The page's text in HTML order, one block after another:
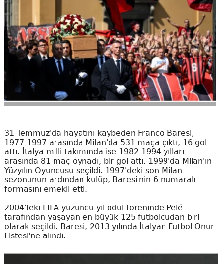
31 Temmuz'da hayatını kaybeden Franco Baresi,
1977-1997 arasında Milan'da 531 maça çıktı, 16 gol
attı. İtalya milli takımında ise 1982-1994 yılları
arasında 81 maç oynadı, bir gol attı. 1999'da Milan'ın
Yüzyılın Oyuncusu seçildi. 1997'deki son Milan
sezonunun ardından kulüp, Baresi'nin 6 numaralı
formasını emekli etti.
2004'teki FIFA yüzüncü yıl ödül töreninde Pelé
tarafından yaşayan en büyük 125 futbolcudan biri
olarak seçildi. Baresi, 2013 yılında İtalyan Futbol Onur
Listesi'ne alındı.